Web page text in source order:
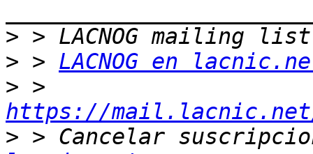
>
> > LACNOG en
>
https://
> > Cancelar